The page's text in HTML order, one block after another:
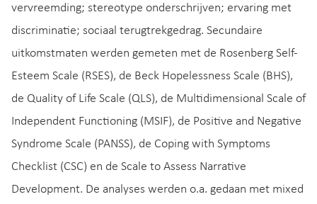
vervreemding; stereotype onderschrijven; ervaring met
discriminatie; sociaal terugtrekgedrag. Secundaire
uitkomstmaten werden gemeten met de Rosenberg Self-
Esteem Scale (RSES), de Beck Hopelessness Scale (BHS),
de Quality of Life Scale (QLS), de Multidimensional Scale of
Independent Functioning (MSIF), de Positive and Negative
Syndrome Scale (PANSS), de Coping with Symptoms
Checklist (CSC) en de Scale to Assess Narrative
Development. De analyses werden o.a. gedaan met mixed